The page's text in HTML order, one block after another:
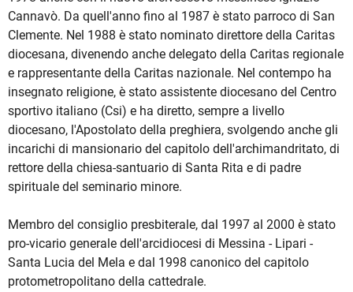
Cannavò. Da quell'anno fino al 1987 è stato parroco di San
Clemente. Nel 1988 è stato nominato direttore della Caritas
diocesana, divenendo anche delegato della Caritas regionale
e rappresentante della Caritas nazionale. Nel contempo ha
insegnato religione, è stato assistente diocesano del Centro
sportivo italiano (Csi) e ha diretto, sempre a livello
diocesano, l'Apostolato della preghiera, svolgendo anche gli
incarichi di mansionario del capitolo dell'archimandritato, di
rettore della chiesa-santuario di Santa Rita e di padre
spirituale del seminario minore.
Membro del consiglio presbiterale, dal 1997 al 2000 è stato
pro-vicario generale dell'arcidiocesi di Messina - Lipari -
Santa Lucia del Mela e dal 1998 canonico del capitolo
protometropolitano della cattedrale.